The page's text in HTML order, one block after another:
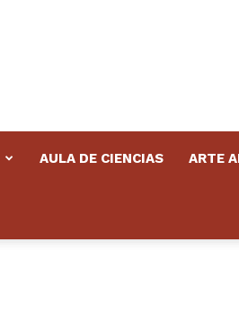
AULA DE CIENCIAS ARTE